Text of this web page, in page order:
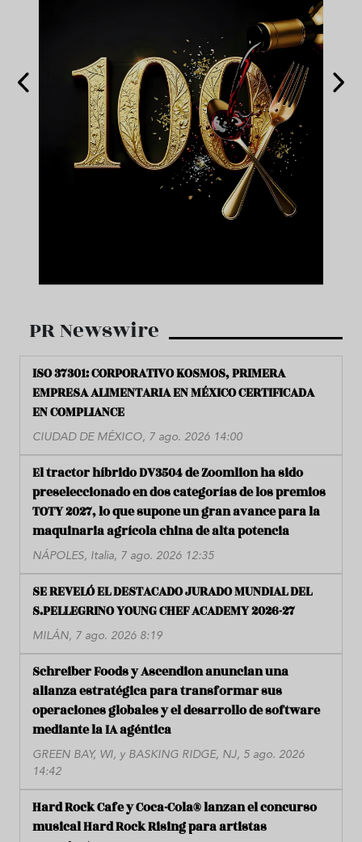
PR Newswire
ISO 37301: CORPORATIVO KOSMOS, PRIMERA
EMPRESA ALIMENTARIA EN MÉXICO CERTIFICADA
EN COMPLIANCE
CIUDAD DE MÉXICO, 7 ago. 2026 14:00
El tractor híbrido DV3504 de Zoomlion ha sido
preseleccionado en dos categorías de los premios
TOTY 2027, lo que supone un gran avance para la
maquinaria agrícola china de alta potencia
NÁPOLES, Italia, 7 ago. 2026 12:35
SE REVELÓ EL DESTACADO JURADO MUNDIAL DEL
S.PELLEGRINO YOUNG CHEF ACADEMY 2026-27
MILÁN, 7 ago. 2026 8:19
Schreiber Foods y Ascendion anuncian una
alianza estratégica para transformar sus
operaciones globales y el desarrollo de software
mediante la IA agéntica
GREEN BAY, WI, y BASKING RIDGE, NJ, 5 ago. 2026
14:42
Hard Rock Cafe y Coca-Cola® lanzan el concurso
musical Hard Rock Rising para artistas